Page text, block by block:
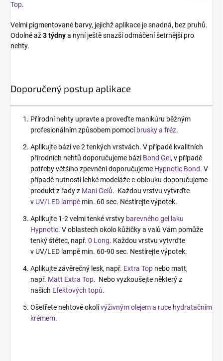
Top.
Velmi pigmentované barvy, jejichž aplikace je snadná, bez pruhů.
Odolné až3 týdnya nyní ještě snazší odmáčení šetrnější pro
nehty.
Doporučený postup aplikace
Přírodní nehty upravte a proveďte manikúru běžným
profesionálním způsobem pomocí brusky a fréz.
Aplikujte bázi ve 2 tenkých vrstvách. V případě kvalitních
přírodních nehtů doporučujeme bázi Bond Gel, v případě
potřeby většího zpevnění doporučujeme Hypnotic Bond. V
případě nutnosti lehké modeláže c-oblouku doporučujeme
produkt z řady z Mani Gelů. Každou vrstvu vytvrďte
v UV/LED lampě min. 60 sec. Nestírejte výpotek.
Aplikujte 1-2 velmi tenké vrstvy barevného gel laku
Hypnotic. V oblastech okolo kůžičky a valů Vám pomůže
tenký štětec, např. 0 Long. Každou vrstvu vytvrďte
v UV/LED lampě min. 60-90 sec. Nestírejte výpotek.
Aplikujte závěrečný lesk, např. Extra Top nebo matt,
např. Matt Extra Top. Nebo vyzkoušejte některý z
našich Efektových topů.
Ošetřete nehtové okolívýživným olejem a ruce hydratačním
krémem.